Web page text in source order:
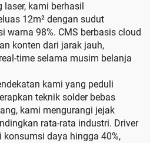
kami berhasil
12m² dengan sudut
warna 98%. CMS berbasis cloud
konten dari jarak jauh,
time selama musim belanja
kami yang peduli
teknik solder bebas
kami mengurangi jejak
rata-rata industri. Driver
konsumsi daya hingga 40%,